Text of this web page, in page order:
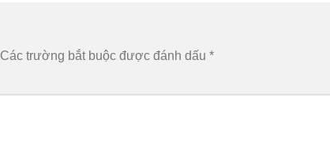
Các trường bắt buộc được đánh dấu *